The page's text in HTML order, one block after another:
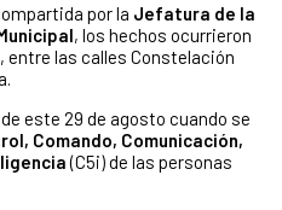
por la Jefatura de la
, los hechos ocurrieron
, entre las calles Constelación
este 29 de agosto cuando se
Comando, Comunicación,
(C5i) de las personas